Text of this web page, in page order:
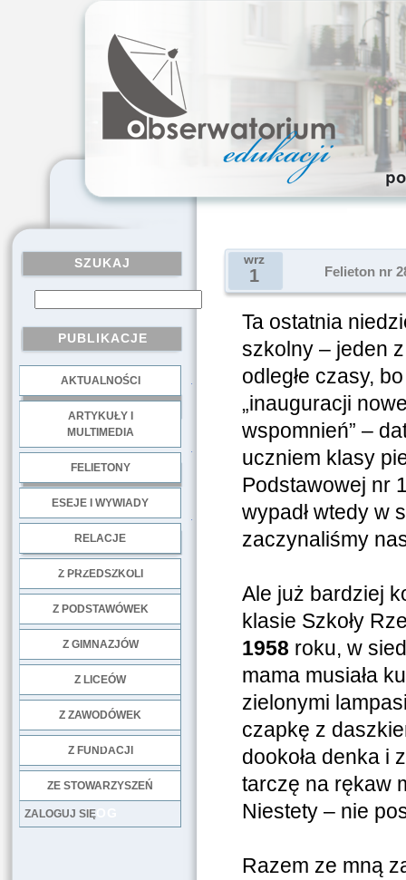
SZUKAJ
PUBLIKACJE
AKTUALNOŚCI
ARTYKUŁY I
MULTIMEDIA
FELIETONY
ESEJE I WYWIADY
RELACJE
Z PRZEDSZKOLI
Z PODSTAWÓWEK
Z GIMNAZJÓW
Z LICEÓW
Z ZAWODÓWEK
Z FUNDACJI
ZE STOWARZYSZEŃ
LOG
ZALOGUJ SIĘ
wrz
1 Felieton nr
Ta ostatnia
szkolny – jeden
odległe czasy,
„inauguracji
wspomnień” –
uczniem klasy
Podstawowej nr
wypadł wtedy w
zaczynaliśmy
Ale już bardziej
klasie Szkoły
1958 roku, w
mama musiała
zielonymi
czapkę z
dookoła denka i
tarczę na rękaw
Niestety – nie
Razem ze mną